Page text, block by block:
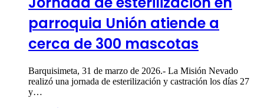
parroquia Unión atiende a
cerca de 300 mascotas
Barquisimeta, 31 de marzo de 2026.- La Misión Nevado
realizó una jornada de esterilización y castración los días 27
y…